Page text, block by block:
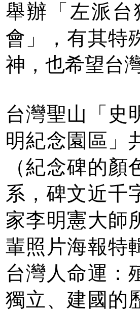
舉辦「左派
會」，有其特
神，也希望台
台灣聖山「史
明紀念園區」
（紀念碑的
系，碑文近千
家李明憲大師
輩照片海報特
台灣人命運：
獨立、建國的